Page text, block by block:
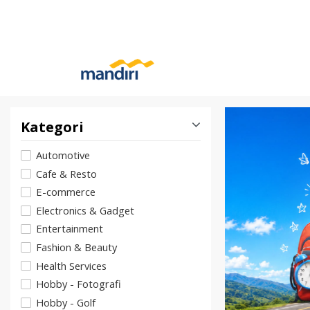
Kategori
Automotive
Cafe & Resto
E-commerce
Electronics & Gadget
Entertainment
Fashion & Beauty
Health Services
Hobby - Fotografi
Hobby - Golf